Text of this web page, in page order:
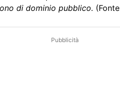
di dominio pubblico.
Pubblicità